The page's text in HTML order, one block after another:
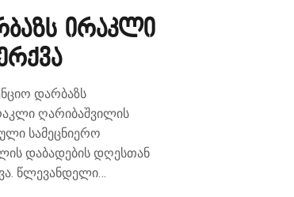
ირაკლი
დარბაზს
ღარიბაშვილის
სამეცნიერო
დაბადების დღესთან
წლევანდელი…